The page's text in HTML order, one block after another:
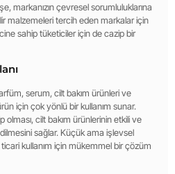
markanızın çevresel sorumluluklarına
malzemeleri tercih eden markalar için
sahip tüketiciler için de cazip bir
serum, cilt bakım ürünleri ve
için çok yönlü bir kullanım sunar.
olması, cilt bakım ürünlerinin etkili ve
sağlar. Küçük ama işlevsel
kullanım için mükemmel bir çözüm